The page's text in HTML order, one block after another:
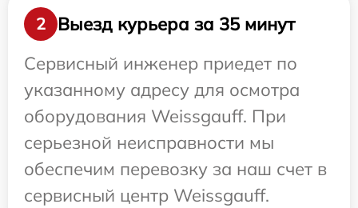
2
Выезд курьера за 35 минут
Сервисный инженер приедет по
указанному адресу для осмотра
оборудования Weissgauff. При
серьезной неисправности мы
обеспечим перевозку за наш счет в
сервисный центр Weissgauff.